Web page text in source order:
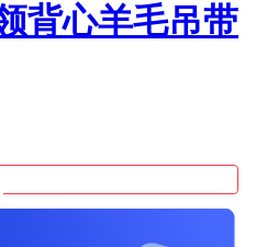
背心羊毛吊带